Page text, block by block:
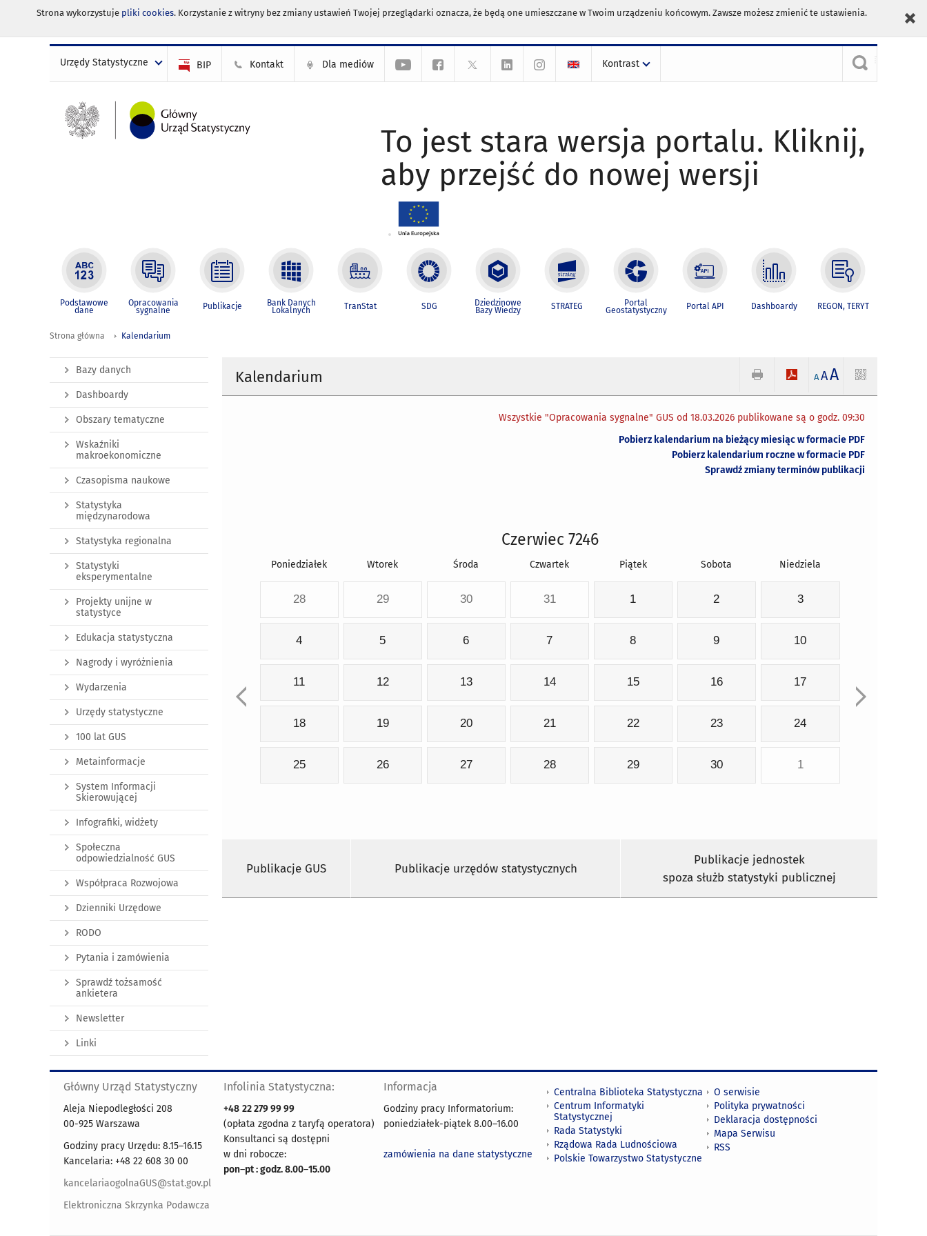
Strona wykorzystuje pliki cookies. Korzystanie z witryny bez zmiany ustawień Twojej przeglądarki oznacza, że będą one umieszczane w Twoim urządzeniu końcowym. Zawsze możesz zmienić te ustawienia.
Urzędy Statystyczne BIP Kontakt Dla mediów Kontrast
To jest stara wersja portalu. Kliknij,
aby przejść do nowej wersji
Podstawowe
dane
Opracowania
sygnalne Publikacje Bank Danych
Lokalnych TranStat SDG Dziedzinowe
Bazy Wiedzy STRATEG Portal
Geostatystyczny Portal API Dashboardy REGON, TERYT
Strona główna Kalendarium
Kalendarium A AA
Wszystkie "Opracowania sygnalne" GUS od 18.03.2026 publikowane są o godz. 09:30
Pobierz kalendarium na bieżący miesiąc w formacie PDF
Pobierz kalendarium roczne w formacie PDF
Sprawdź zmiany terminów publikacji
Czerwiec 7246
Poniedziałek Wtorek Środa Czwartek Piątek Sobota Niedziela
28 29 30 31 1 2 3
4 5 6 7 8 9 10
11 12 13 14 15 16 17
18 19 20 21 22 23 24
25 26 27 28 29 30 1
Publikacje GUS Publikacje urzędów statystycznych
Publikacje jednostek
spoza służb statystyki publicznej
Bazy danych
Dashboardy
Obszary tematyczne
Wskaźniki
makroekonomiczne
Czasopisma naukowe
Statystyka
międzynarodowa
Statystyka regionalna
Statystyki
eksperymentalne
Projekty unijne w
statystyce
Edukacja statystyczna
Nagrody i wyróżnienia
Wydarzenia
Urzędy statystyczne
100 lat GUS
Metainformacje
System Informacji
Skierowującej
Infografiki, widżety
Społeczna
odpowiedzialność GUS
Współpraca Rozwojowa
Dzienniki Urzędowe
RODO
Pytania i zamówienia
Sprawdź tożsamość
ankietera
Newsletter
Linki
Główny Urząd Statystyczny
Aleja Niepodległości 208
00-925 Warszawa
Godziny pracy Urzędu: 8.15–16.15
Kancelaria: +48 22 608 30 00
kancelariaogolnaGUS@stat.gov.pl
Elektroniczna Skrzynka Podawcza
Infolinia Statystyczna:
+48 22 279 99 99
(opłata zgodna z taryfą operatora)
Konsultanci są dostępni
w dni robocze:
pon–pt : godz. 8.00–15.00
Informacja
Godziny pracy Informatorium:
poniedziałek-piątek 8.00–16.00
zamówienia na dane statystyczne
Centralna Biblioteka Statystyczna
Centrum Informatyki
Statystycznej
Rada Statystyki
Rządowa Rada Ludnościowa
Polskie Towarzystwo Statystyczne
O serwisie
Polityka prywatności
Deklaracja dostępności
Mapa Serwisu
RSS